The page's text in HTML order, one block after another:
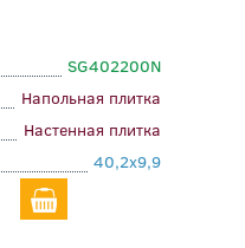
SG402200N
Напольная плитка
Настенная плитка
40,2x9,9